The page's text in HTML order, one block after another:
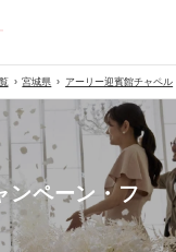
宮城県 アーリー迎賓館チャペル
ンペーン・フ